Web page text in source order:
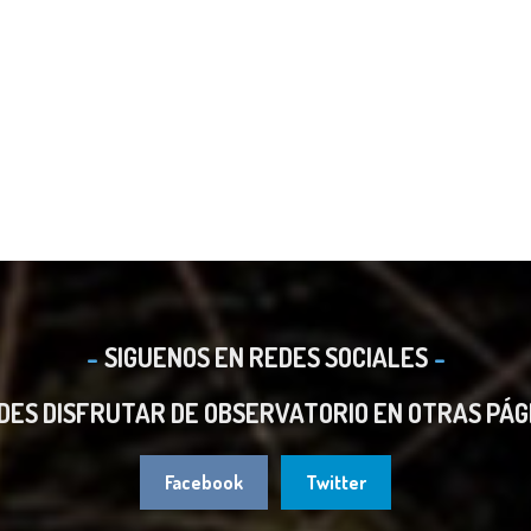
SIGUENOS EN REDES SOCIALES
DISFRUTAR DE OBSERVATORIO EN OTRAS
Facebook Twitter